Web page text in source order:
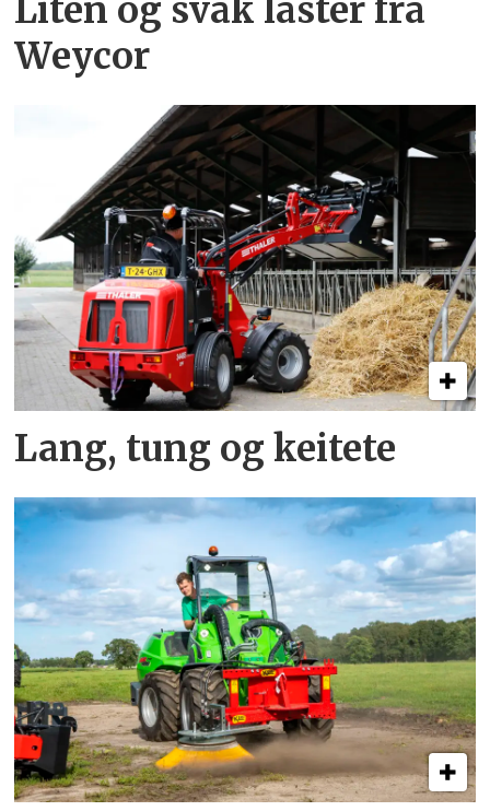
Liten og svak laster fra
Weycor
Lang, tung og keitete